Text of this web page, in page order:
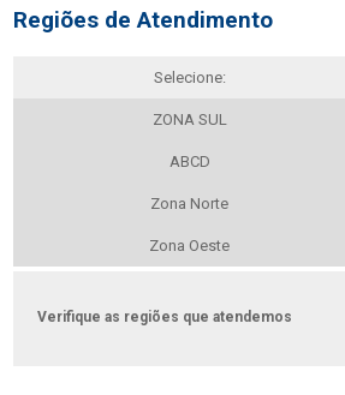
Regiões de Atendimento
Selecione:
ZONA SUL
ABCD
Zona Norte
Zona Oeste
Verifique as regiões que atendemos